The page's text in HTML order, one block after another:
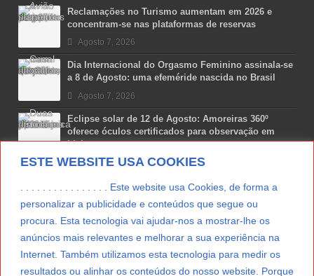
ESTE WEBSITE USA COOKIES
. . . . . . . . . . . . . . . . Este website usa Cookies, de forma a
personalizar a publicidade e conteúdos que segue ou
procura. Esta tecnologia vai ajudar-nos a mostrar-lhe os
anúncios mais relevantes e melhorar a sua experiência na
Internet. Também utilizamos esta tecnologia para medir os
resultados ou alinhar os conteúdos do nosso website. Porque
Reclamações no Turismo aumentam em 2026 e
concentram-se nas plataformas de reservas
Agosto 7, 2026
Dia Internacional do Orgasmo Feminino assinala-se
a 8 de Agosto: uma efeméride nascida no Brasil
Agosto 7, 2026
Eclipse solar de 12 de Agosto: Amoreiras 360º
oferece óculos certificados para observação em
Lisboa
Agosto 7, 2026
Lua Afonso vence prémio internacional de liderança
Agosto 7, 2026
Preparar o carro para as férias de Verão
Agosto 5, 2026